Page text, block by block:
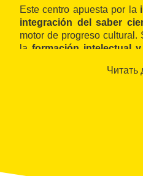
Este centro apuesta por la
integración del saber
motor de progreso cultural.
laformación intelectual
legado de Ramon Llull
Читать